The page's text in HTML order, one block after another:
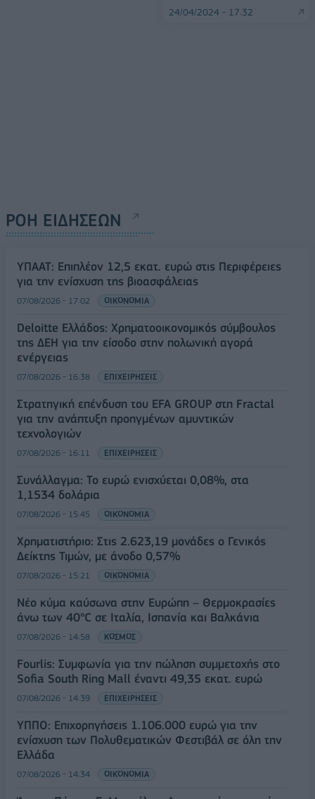
24/04/2024 - 17:32
ΡΟΗ ΕΙΔΗΣΕΩΝ
ΥΠΑΑΤ: Επιπλέον 12,5 εκατ. ευρώ στις Περιφέρειες
για την ενίσχυση της βιοασφάλειας
07/08/2026 - 17:02 ΟΙΚΟΝΟΜΙΑ
Deloitte Ελλάδος: Χρηματοοικονομικός σύμβουλος
της ΔΕΗ για την είσοδο στην πολωνική αγορά
ενέργειας
07/08/2026 - 16:38 ΕΠΙΧΕΙΡΗΣΕΙΣ
Στρατηγική επένδυση του EFA GROUP στη Fractal
για την ανάπτυξη προηγμένων αμυντικών
τεχνολογιών
07/08/2026 - 16:11 ΕΠΙΧΕΙΡΗΣΕΙΣ
Συνάλλαγμα: Το ευρώ ενισχύεται 0,08%, στα
1,1534 δολάρια
07/08/2026 - 15:45 ΟΙΚΟΝΟΜΙΑ
Χρηματιστήριο: Στις 2.623,19 μονάδες ο Γενικός
Δείκτης Τιμών, με άνοδο 0,57%
07/08/2026 - 15:21 ΟΙΚΟΝΟΜΙΑ
Νέο κύμα καύσωνα στην Ευρώπη – Θερμοκρασίες
άνω των 40°C σε Ιταλία, Ισπανία και Βαλκάνια
07/08/2026 - 14:58 ΚΟΣΜΟΣ
Fourlis: Συμφωνία για την πώληση συμμετοχής στο
Sofia South Ring Mall έναντι 49,35 εκατ. ευρώ
07/08/2026 - 14:39 ΕΠΙΧΕΙΡΗΣΕΙΣ
ΥΠΠΟ: Επιχορηγήσεις 1.106.000 ευρώ για την
ενίσχυση των Πολυθεματικών Φεστιβάλ σε όλη την
Ελλάδα
07/08/2026 - 14:34 ΟΙΚΟΝΟΜΙΑ